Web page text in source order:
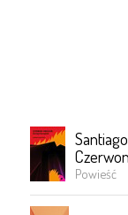
Powieść